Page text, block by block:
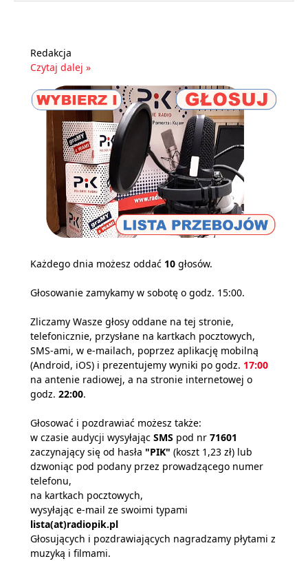
Redakcja
Czytaj dalej »
Każdego dnia możesz oddać 10 głosów.
Głosowanie zamykamy w sobotę o godz. 15:00.
Zliczamy Wasze głosy oddane na tej stronie,
telefonicznie, przysłane na kartkach pocztowych,
SMS-ami, w e-mailach, poprzez aplikację mobilną
(Android, iOS) i prezentujemy wyniki po godz. 17:00
na antenie radiowej, a na stronie internetowej o
godz. 22:00.
Głosować i pozdrawiać możesz także:
w czasie audycji wysyłając SMS pod nr 71601
zaczynający się od hasła "PIK" (koszt 1,23 zł) lub
dzwoniąc pod podany przez prowadzącego numer
telefonu,
na kartkach pocztowych,
wysyłając e-mail ze swoimi typami
lista(at)radiopik.pl
Głosujących i pozdrawiających nagradzamy płytami z
muzyką i filmami.